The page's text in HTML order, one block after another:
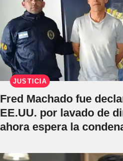
JUSTICIA
Fred Machado fue
EE.UU. por lavado de
ahora espera la